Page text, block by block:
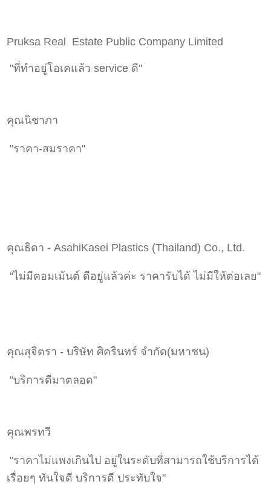
Pruksa Real Estate Public Company Limited
"ที่ทำอยู่โอเคแล้ว service ดี"
คุณนิชาภา
"ราคา-สมราคา"
คุณธิดา - AsahiKasei Plastics (Thailand) Co., Ltd.
"ไม่มีคอมเม้นต์ ดีอยู่แล้วค่ะ ราคารับได้ ไม่มีให้ต่อเลย"
คุณสุจิตรา - บริษัท ศิครินทร์ จำกัด(มหาชน)
"บริการดีมาตลอด"
คุณพรทวี
"ราคาไม่แพงเกินไป อยู่ในระดับที่สามารถใช้บริการได้
เรื่อยๆ ทันใจดี บริการดี ประทับใจ"